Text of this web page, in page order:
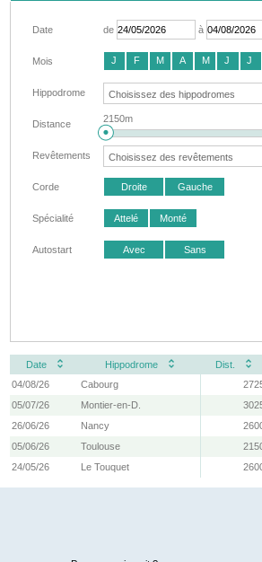
Date de à
Mois J F M A M J J
Hippodrome
Distance 2150m
Revêtements
Corde Droite Gauche
Spécialité Attelé Monté
Autostart Avec Sans
Date Hippodrome Dist.
04/08/26
Cabourg
05/07/26
Montier-en-D.
26/06/26
Nancy
05/06/26
Toulouse
24/05/26
Le Touquet